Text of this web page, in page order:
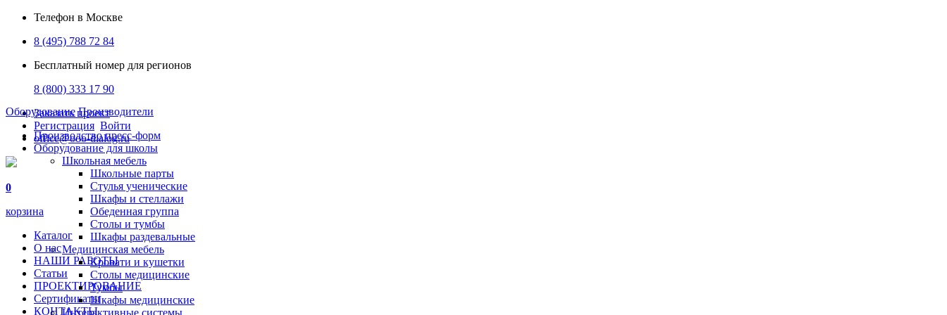
Телефон в Москве
8 (495) 788 72 84
Бесплатный номер для регионов
8 (800) 333 17 90
Заказать проект
Регистрация Войти
office@ooo-dialog.ru
0
корзина
Каталог
О нас
НАШИ РАБОТЫ
Статьи
ПРОЕКТИРОВАНИЕ
Сертификаты
КОНТАКТЫ
Оборудование Производители
Производство пресс-форм
Оборудование для школы
Школьная мебель
Школьные парты
Стулья ученические
Шкафы и стеллажи
Обеденная группа
Столы и тумбы
Шкафы раздевальные
Медицинская мебель
Кровати и кушетки
Столы медицинские
Тумбы
Шкафы медицинские
Интерактивные системы